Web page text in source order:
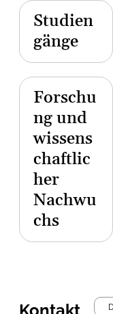
Studien
gänge
Forschu
ng und
wissens
chaftlic
her
Nachwu
chs